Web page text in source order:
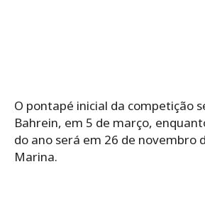
O pontapé inicial da competição
Bahrein, em 5 de março,
do ano será em 26 de novembro
Marina.